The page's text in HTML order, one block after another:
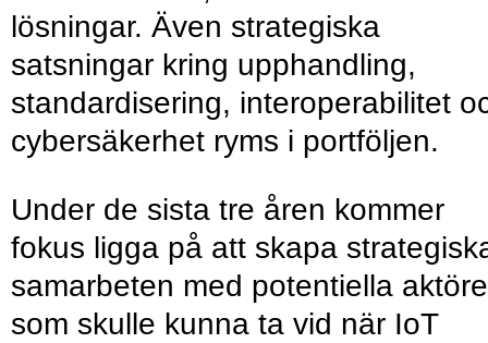
lösningar. Även strategiska
satsningar kring upphandling,
standardisering, interoperabilitet
cybersäkerhet ryms i portföljen.
Under de sista tre åren kommer
fokus ligga på att skapa
samarbeten med potentiella
som skulle kunna ta vid när IoT